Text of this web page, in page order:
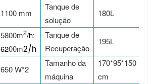
1100 mm
Tanque de
solução
180L
5800m2/h;
6200m2/h
Tanque de
Recuperação
195L
650 W*2
Tamanho da
máquina
170*95*150
cm